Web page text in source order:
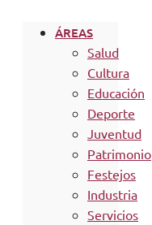
ÁREAS
Salud
Cultura
Educación
Deporte
Juventud
Patrimonio
Festejos
Industria
Servicios